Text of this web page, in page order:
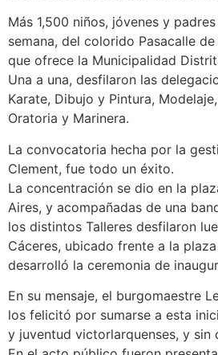
Más 1,500 niños, jóvenes y
semana, del colorido Pasacalle
que ofrece la Municipalidad
Una a una, desfilaron las
Karate, Dibujo y Pintura,
Oratoria y Marinera.
La convocatoria hecha por la
Clement, fue todo un éxito.
La concentración se dio en la
Aires, y acompañadas de una
los distintos Talleres desfilaron
Cáceres, ubicado frente a la
desarrolló la ceremonia de
En su mensaje, el burgomaestre
los felicitó por sumarse a esta
y juventud victorlarquenses, y